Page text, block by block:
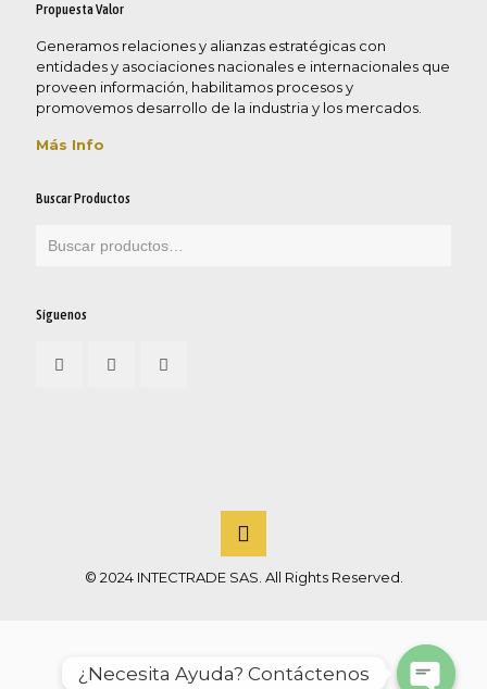
Propuesta Valor
Generamos relaciones y alianzas estratégicas con
entidades y asociaciones nacionales e internacionales que
proveen información, habilitamos procesos y
promovemos desarrollo de la industria y los mercados.
Más Info
Buscar Productos
Síguenos
© 2024 INTECTRADE SAS. All Rights Reserved.